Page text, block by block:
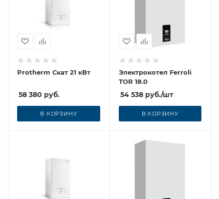
Protherm Скат 21 кВт
58 380 руб.
В КОРЗИНУ
Электрокотел Ferroli
TOR 18.0
54 538руб./шт
В КОРЗИНУ